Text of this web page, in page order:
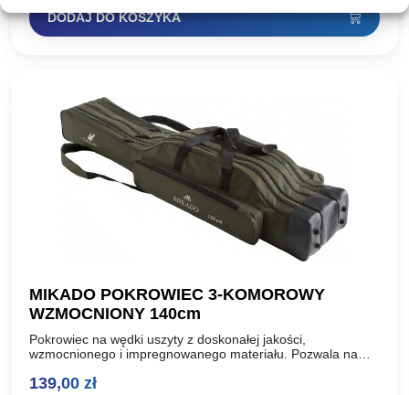
DODAJ DO KOSZYKA
MIKADO POKROWIEC 3-KOMOROWY
WZMOCNIONY 140cm
Pokrowiec na wędki uszyty z doskonałej jakości,
wzmocnionego i impregnowanego materiału. Pozwala na
wszystkich wędzisk niezbędnych na wędkarskiej wyprawie….
139,00 zł